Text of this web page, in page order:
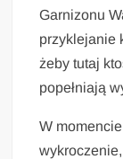
Garnizonu
przyklejanie
żeby tutaj
popełniają
W